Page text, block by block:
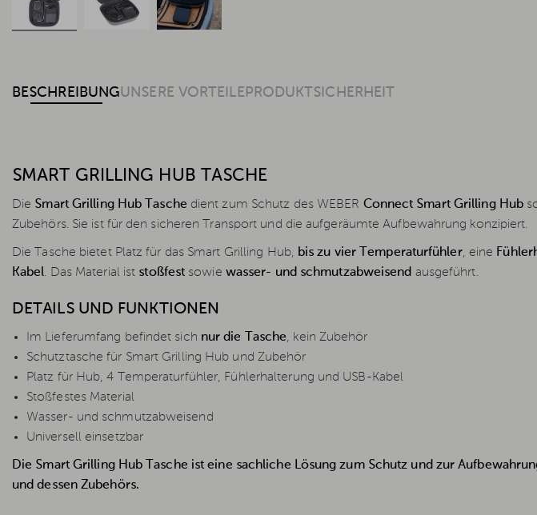
BESCHREIBUNGUNSERE VORTEILE PRODUKTSICHERHEIT
SMART GRILLING HUB TASCHE
Die Smart Grilling Hub Tasche dient zum Schutz des WEBER Connect Smart Grilling Hub
Zubehörs. Sie ist für den sicheren Transport und die aufgeräumte Aufbewahrung konzipiert.
Die Tasche bietet Platz für das Smart Grilling Hub, bis zu vier Temperaturfühler, eine
Kabel. Das Material ist stoßfest sowie wasser- und schmutzabweisend ausgeführt.
DETAILS UND FUNKTIONEN
Im Lieferumfang befindet sich nur die Tasche, kein Zubehör
Schutztasche für Smart Grilling Hub und Zubehör
Platz für Hub, 4 Temperaturfühler, Fühlerhalterung und USB-Kabel
Stoßfestes Material
Wasser- und schmutzabweisend
Universell einsetzbar
Die Smart Grilling Hub Tasche ist eine sachliche Lösung zum Schutz und zur
und dessen Zubehörs.